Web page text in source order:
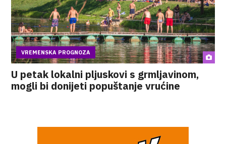
VREMENSKA PROGNOZA
U petak lokalni pljuskovi s grmljavinom,
mogli bi donijeti popuštanje vrućine